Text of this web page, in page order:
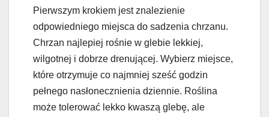
Pierwszym krokiem jest znalezienie
odpowiedniego miejsca do sadzenia chrzanu.
Chrzan najlepiej rośnie w glebie lekkiej,
wilgotnej i dobrze drenującej. Wybierz miejsce,
które otrzymuje co najmniej sześć godzin
pełnego nasłonecznienia dziennie. Roślina
może tolerować lekko kwaszą glebę, ale